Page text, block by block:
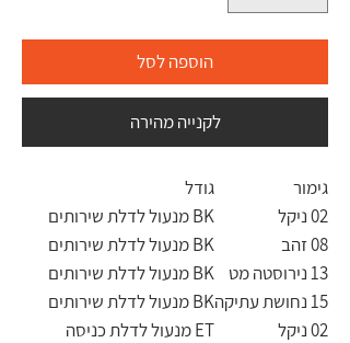
הוספה לסל
לקנייה מהירה
גימור
גודל
02 ניקל
BK מנעול לדלת שירותים
08 זהב
BK מנעול לדלת שירותים
13 נירוסטה מט
BK מנעול לדלת שירותים
15 נחושת עתיקה
BK מנעול לדלת שירותים
02 ניקל
ET מנעול לדלת כניסה